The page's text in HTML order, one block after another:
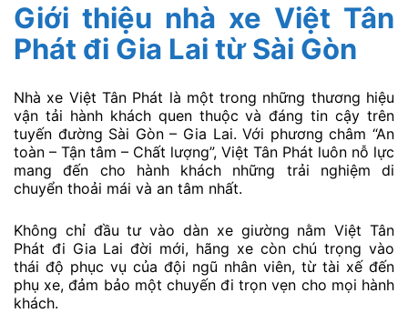
Giới thiệu nhà xe Việt Tân
Phát đi Gia Lai từ Sài Gòn
Nhà xe Việt Tân Phát là một trong những thương hiệu
vận tải hành khách quen thuộc và đáng tin cậy trên
tuyến đường Sài Gòn – Gia Lai. Với phương châm “An
toàn – Tận tâm – Chất lượng”, Việt Tân Phát luôn nỗ lực
mang đến cho hành khách những trải nghiệm di
chuyển thoải mái và an tâm nhất.
Không chỉ đầu tư vào dàn xe giường nằm Việt Tân
Phát đi Gia Lai đời mới, hãng xe còn chú trọng vào
thái độ phục vụ của đội ngũ nhân viên, từ tài xế đến
phụ xe, đảm bảo một chuyến đi trọn vẹn cho mọi hành
khách.